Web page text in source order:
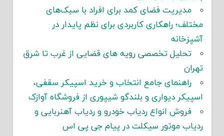
مدیریت فضای کمد برای افراد با سبک‌های
مختلف؛ راهکاری کاربردی برای نظم پایدار در
آشپزخانه
تحلیل تخصصی رویه های قضایی از غرب تا شرق
تهران
راهنمای جامع انتخاب و خرید اسپیکر سقفی،
اسپیکر دیواری و بلندگو شیپوری از فروشگاه آوازک
فروش انواع ردیاب خودرو و ردیاب آهنربایی و
ردیاب موتور سیکلت در پیام جی پی اس